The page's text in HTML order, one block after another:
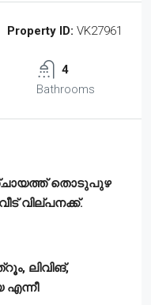
Property ID: VK27961
4
Bathrooms
തൊടുപുഴ
വില്പനക്ക്.
ലിവിങ്,
എന്നീ